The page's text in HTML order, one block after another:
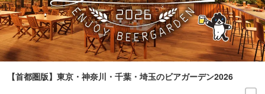
【首都圏版】東京・神奈川・千葉・埼玉のビアガーデン2026